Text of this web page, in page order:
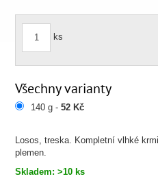
Losos, treska. Kompletní vlhké
plemen.
Skladem: >10 ks
ks
Všechny varianty
140 g -52 Kč